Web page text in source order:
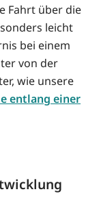
Fahrt über die
leicht
bei einem
von der
wie unsere
entlang einer